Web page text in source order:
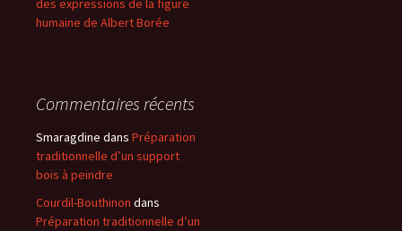
des expressions de la figure
humaine de Albert Borée
Commentaires récents
Smaragdine dans Préparation
traditionnelle d’un support
bois à peindre
Courdil-Bouthinon dans
Préparation traditionnelle d’un